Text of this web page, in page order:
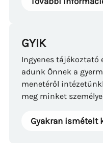
GYIK
Ingyenes
adunk Önnek a
menetéről
meg minket
Gyakran ismételt